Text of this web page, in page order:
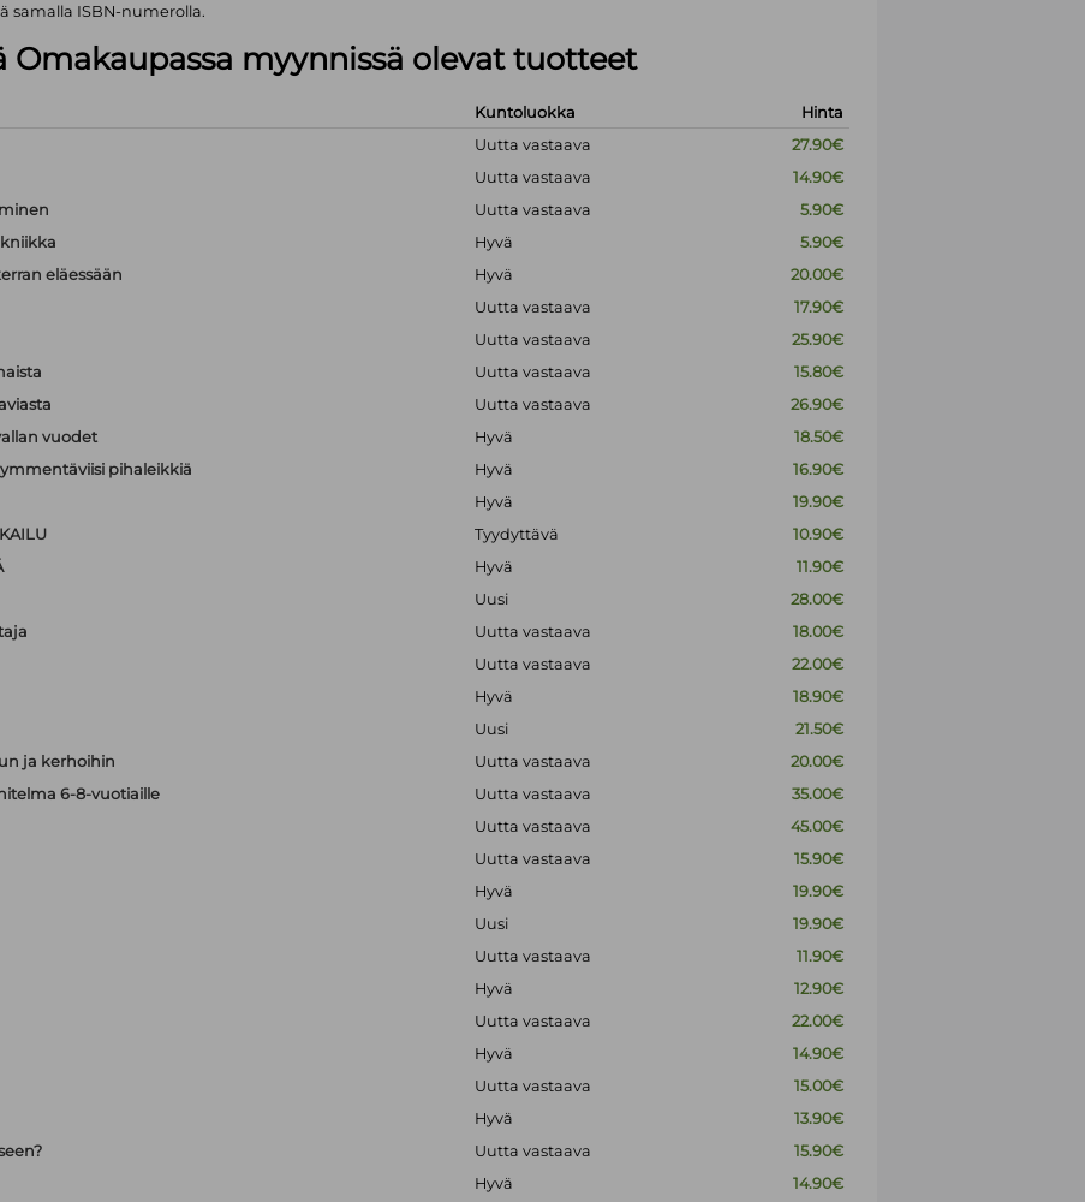
samalla ISBN-numerolla.
Omakaupassa myynnissä olevat tuotteet
Kuntoluokka
Hinta
Uutta vastaava
27.90€
Uutta vastaava
14.90€
Uutta vastaava
5.90€
Hyvä
5.90€
eläessään
Hyvä
20.00€
Uutta vastaava
17.90€
Uutta vastaava
25.90€
Uutta vastaava
15.80€
Uutta vastaava
26.90€
vuodet
Hyvä
18.50€
pihaleikkiä
Hyvä
16.90€
Hyvä
19.90€
Tyydyttävä
10.90€
Hyvä
11.90€
Uusi
28.00€
Uutta vastaava
18.00€
Uutta vastaava
22.00€
Hyvä
18.90€
Uusi
21.50€
ja kerhoihin
Uutta vastaava
20.00€
6-8-vuotiaille
Uutta vastaava
35.00€
Uutta vastaava
45.00€
Uutta vastaava
15.90€
Hyvä
19.90€
Uusi
19.90€
Uutta vastaava
11.90€
Hyvä
12.90€
Uutta vastaava
22.00€
Hyvä
14.90€
Uutta vastaava
15.00€
Hyvä
13.90€
Uutta vastaava
15.90€
Hyvä
14.90€